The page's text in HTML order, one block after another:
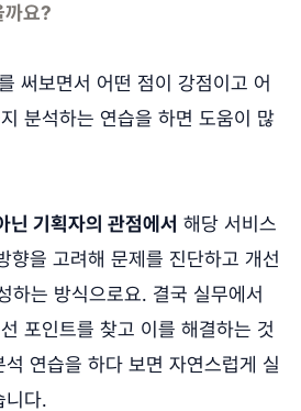
까요?
써보면서 어떤 점이 강점이고 어
분석하는 연습을 하면 도움이 많
닌 기획자의 관점에서 해당 서비스
향을 고려해 문제를 진단하고 개선
하는 방식으로요. 결국 실무에서
포인트를 찾고 이를 해결하는 것
연습을 하다 보면 자연스럽게 실
니다.